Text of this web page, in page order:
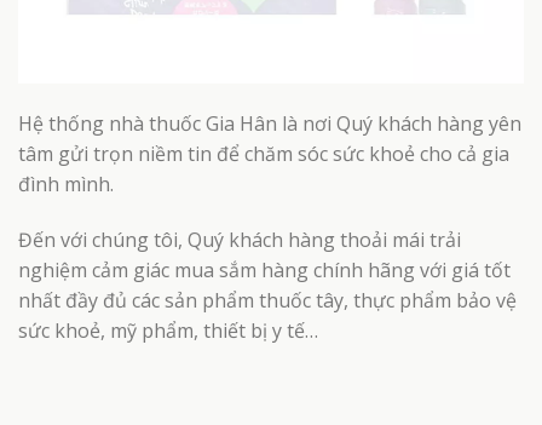
Hệ thống nhà thuốc Gia Hân là nơi Quý khách hàng yên
tâm gửi trọn niềm tin để chăm sóc sức khoẻ cho cả gia
đình mình.
Đến với chúng tôi, Quý khách hàng thoải mái trải
nghiệm cảm giác mua sắm hàng chính hãng với giá tốt
nhất đầy đủ các sản phẩm thuốc tây, thực phẩm bảo vệ
sức khoẻ, mỹ phẩm, thiết bị y tế…